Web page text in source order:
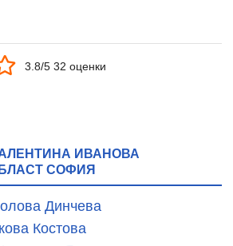
3.8/5 32 оценки
ИВАНОВА
СОФИЯ
Динчева
Костова